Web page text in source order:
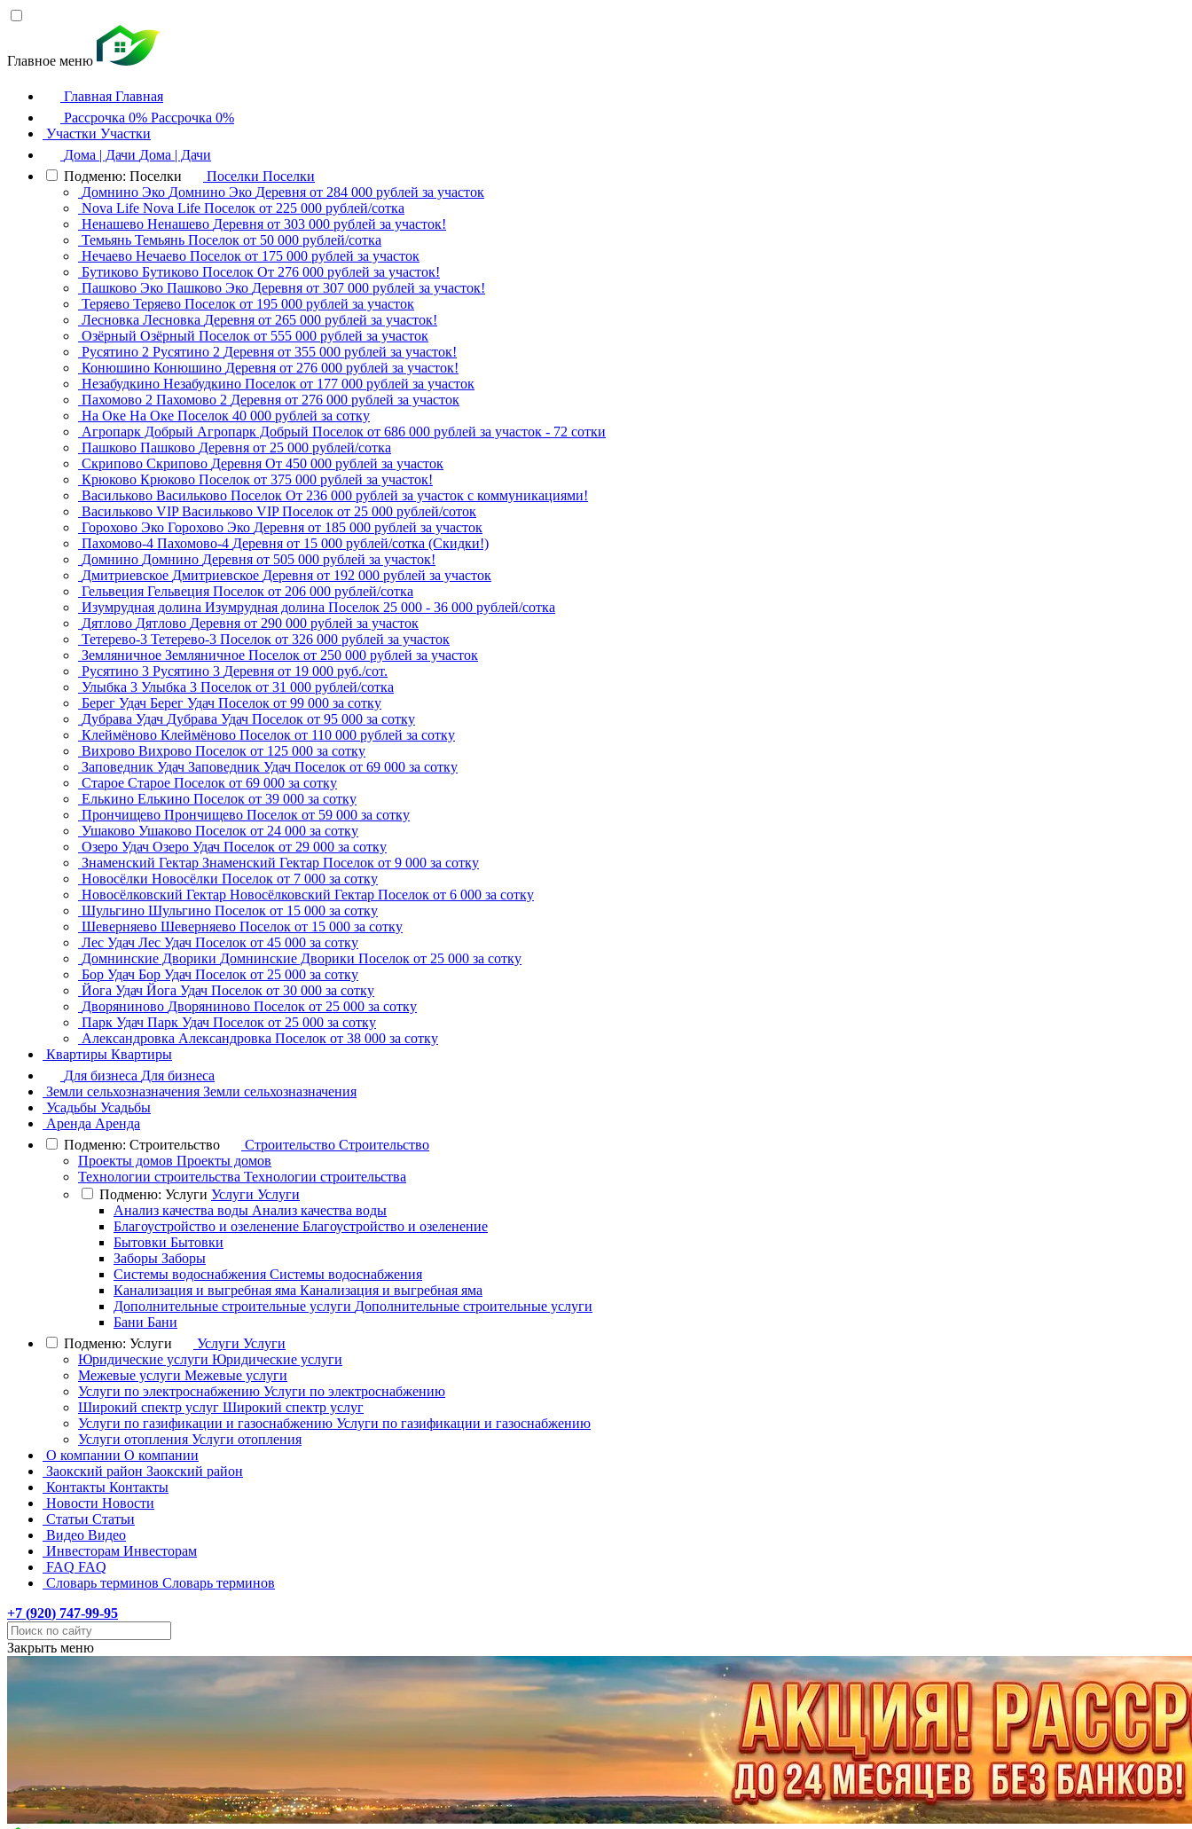
Главное меню
Главная Главная
Рассрочка 0% Рассрочка 0%
Участки Участки
Дома | Дачи Дома | Дачи
Подменю: Поселки
Поселки Поселки
Домнино Эко Домнино Эко Деревня от 284 000 рублей за участок
Nova Life Nova Life Поселок от 225 000 рублей/сотка
Ненашево Ненашево Деревня от 303 000 рублей за участок!
Темьянь Темьянь Поселок от 50 000 рублей/сотка
Нечаево Нечаево Поселок от 175 000 рублей за участок
Бутиково Бутиково Поселок От 276 000 рублей за участок!
Пашково Эко Пашково Эко Деревня от 307 000 рублей за участок!
Теряево Теряево Поселок от 195 000 рублей за участок
Лесновка Лесновка Деревня от 265 000 рублей за участок!
Озёрный Озёрный Поселок от 555 000 рублей за участок
Русятино 2 Русятино 2 Деревня от 355 000 рублей за участок!
Конюшино Конюшино Деревня от 276 000 рублей за участок!
Незабудкино Незабудкино Поселок от 177 000 рублей за участок
Пахомово 2 Пахомово 2 Деревня от 276 000 рублей за участок
На Оке На Оке Поселок 40 000 рублей за сотку
Агропарк Добрый Агропарк Добрый Поселок от 686 000 рублей за участок - 72 сотки
Пашково Пашково Деревня от 25 000 рублей/сотка
Скрипово Скрипово Деревня От 450 000 рублей за участок
Крюково Крюково Поселок от 375 000 рублей за участок!
Васильково Васильково Поселок От 236 000 рублей за участок с коммуникациями!
Васильково VIP Васильково VIP Поселок от 25 000 рублей/соток
Горохово Эко Горохово Эко Деревня от 185 000 рублей за участок
Пахомово-4 Пахомово-4 Деревня от 15 000 рублей/сотка (Скидки!)
Домнино Домнино Деревня от 505 000 рублей за участок!
Дмитриевское Дмитриевское Деревня от 192 000 рублей за участок
Гельвеция Гельвеция Поселок от 206 000 рублей/сотка
Изумрудная долина Изумрудная долина Поселок 25 000 - 36 000 рублей/сотка
Дятлово Дятлово Деревня от 290 000 рублей за участок
Тетерево-3 Тетерево-3 Поселок от 326 000 рублей за участок
Земляничное Земляничное Поселок от 250 000 рублей за участок
Русятино 3 Русятино 3 Деревня от 19 000 руб./сот.
Улыбка 3 Улыбка 3 Поселок от 31 000 рублей/сотка
Берег Удач Берег Удач Поселок от 99 000 за сотку
Дубрава Удач Дубрава Удач Поселок от 95 000 за сотку
Клеймёново Клеймёново Поселок от 110 000 рублей за сотку
Вихрово Вихрово Поселок от 125 000 за сотку
Заповедник Удач Заповедник Удач Поселок от 69 000 за сотку
Старое Старое Поселок от 69 000 за сотку
Елькино Елькино Поселок от 39 000 за сотку
Прончищево Прончищево Поселок от 59 000 за сотку
Ушаково Ушаково Поселок от 24 000 за сотку
Озеро Удач Озеро Удач Поселок от 29 000 за сотку
Знаменский Гектар Знаменский Гектар Поселок от 9 000 за сотку
Новосёлки Новосёлки Поселок от 7 000 за сотку
Новосёлковский Гектар Новосёлковский Гектар Поселок от 6 000 за сотку
Шульгино Шульгино Поселок от 15 000 за сотку
Шеверняево Шеверняево Поселок от 15 000 за сотку
Лес Удач Лес Удач Поселок от 45 000 за сотку
Домнинские Дворики Домнинские Дворики Поселок от 25 000 за сотку
Бор Удач Бор Удач Поселок от 25 000 за сотку
Йога Удач Йога Удач Поселок от 30 000 за сотку
Дворяниново Дворяниново Поселок от 25 000 за сотку
Парк Удач Парк Удач Поселок от 25 000 за сотку
Александровка Александровка Поселок от 38 000 за сотку
Квартиры Квартиры
Для бизнеса Для бизнеса
Земли сельхозназначения Земли сельхозназначения
Усадьбы Усадьбы
Аренда Аренда
Подменю: Строительство
Строительство Строительство
Проекты домов Проекты домов
Технологии строительства Технологии строительства
Подменю: Услуги Услуги Услуги
Анализ качества воды Анализ качества воды
Благоустройство и озеленение Благоустройство и озеленение
Бытовки Бытовки
Заборы Заборы
Системы водоснабжения Системы водоснабжения
Канализация и выгребная яма Канализация и выгребная яма
Дополнительные строительные услуги Дополнительные строительные услуги
Бани Бани
Подменю: Услуги
Услуги Услуги
Юридические услуги Юридические услуги
Межевые услуги Межевые услуги
Услуги по электроснабжению Услуги по электроснабжению
Широкий спектр услуг Широкий спектр услуг
Услуги по газификации и газоснабжению Услуги по газификации и газоснабжению
Услуги отопления Услуги отопления
О компании О компании
Заокский район Заокский район
Контакты Контакты
Новости Новости
Статьи Статьи
Видео Видео
Инвесторам Инвесторам
FAQ FAQ
Словарь терминов Словарь терминов
+7 (920) 747-99-95
Закрыть меню